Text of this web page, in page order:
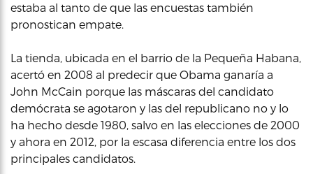
estaba al tanto de que las encuestas también
pronostican empate.
La tienda, ubicada en el barrio de la Pequeña Habana,
acertó en 2008 al predecir que Obama ganaría a
John McCain porque las máscaras del candidato
demócrata se agotaron y las del republicano no y lo
ha hecho desde 1980, salvo en las elecciones de 2000
y ahora en 2012, por la escasa diferencia entre los dos
principales candidatos.